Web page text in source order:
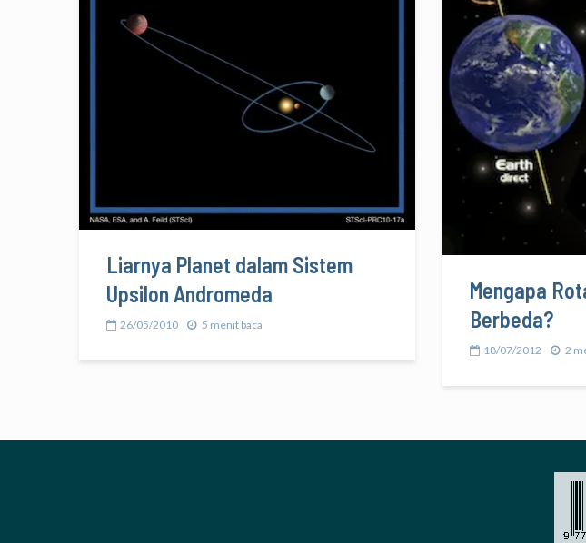
Mengapa
Berbeda?
18/07/2012 2
Liarnya Planet dalam Sistem
Upsilon Andromeda
26/05/2010 5 menit baca